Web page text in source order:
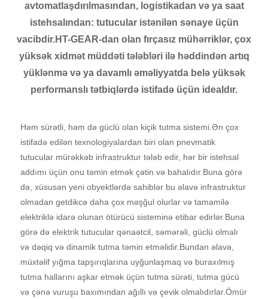
avtomatlaşdırılmasından, logistikadan və ya saat
istehsalından: tutucular istənilən sənaye üçün
vacibdir.HT-GEAR-dan olan fırçasız mühərriklər, çox
yüksək xidmət müddəti tələbləri ilə həddindən artıq
yüklənmə və ya davamlı əməliyyatda belə yüksək
performanslı tətbiqlərdə istifadə üçün idealdır.
Həm sürətli, həm də güclü olan kiçik tutma sistemi.Ən çox
istifadə edilən texnologiyalardan biri olan pnevmatik
tutucular mürəkkəb infrastruktur tələb edir, hər bir istehsal
addımı üçün onu təmin etmək çətin və bahalıdır.Buna görə
də, xüsusən yeni obyektlərdə sahiblər bu əlavə infrastruktur
olmadan getdikcə daha çox məşğul olurlar və tamamilə
elektriklə idarə olunan ötürücü sisteminə etibar edirlər.Buna
görə də elektrik tutucular qənaətcil, səmərəli, güclü olmalı
və dəqiq və dinamik tutma təmin etməlidir.Bundan əlavə,
müxtəlif yığma tapşırıqlarına uyğunlaşmaq və buraxılmış
tutma hallarını aşkar etmək üçün tutma sürəti, tutma gücü
və çənə vuruşu baxımından ağıllı və çevik olmalıdırlar.Ömür